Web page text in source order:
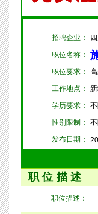
招聘企业：
职位名称：
职位要求：
工作地点：
学历要求：
性别限制：
发布日期：
职位描述
职位描述：